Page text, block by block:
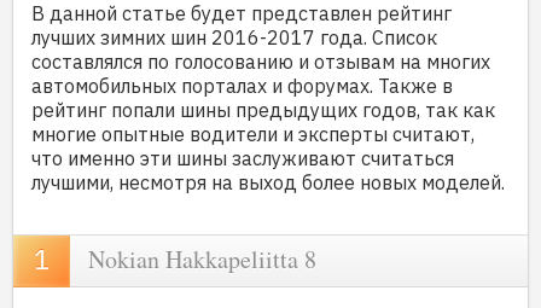
В данной статье будет представлен рейтинг
лучших зимних шин 2016-2017 года. Список
составлялся по голосованию и отзывам на многих
автомобильных порталах и форумах. Также в
рейтинг попали шины предыдущих годов, так как
многие опытные водители и эксперты считают,
что именно эти шины заслуживают считаться
лучшими, несмотря на выход более новых моделей.
Nokian Hakkapeliitta 8